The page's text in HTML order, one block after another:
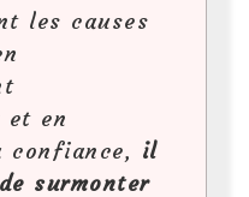
les causes
et en
il
surmonter